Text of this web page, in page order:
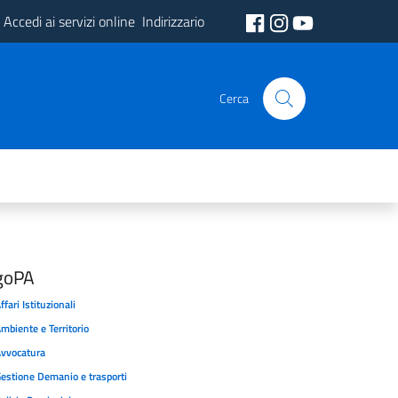
Accedi ai servizi online Indirizzario
Cerca
Istituzionali
e Territorio
Demanio e trasporti